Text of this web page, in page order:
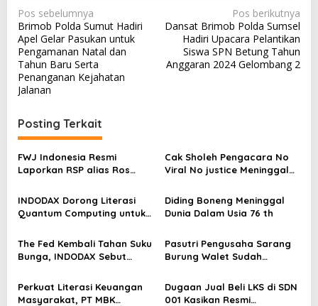
N
a
v
i
g
s
i
p
o
s
Pos sebelumnya
Brimob Polda Sumut Hadiri
Apel Gelar Pasukan untuk
Pengamanan Natal dan
Tahun Baru Serta
Penanganan Kejahatan
Jalanan
Pos berikutnya
Dansat Brimob Polda Sumsel
Hadiri Upacara Pelantikan
Siswa SPN Betung Tahun
Anggaran 2024 Gelombang 2
Posting Terkait
FWJ Indonesia Resmi
Laporkan RSP alias Ros
Cak Sholeh Pengacara No
Viral No justice Meninggal
INDODAX Dorong Literasi
Quantum Computing untuk
Blockchain
Diding Boneng Meninggal
Dunia Dalam Usia 76 th
The Fed Kembali Tahan Suku
Bunga, INDODAX Sebut
Sentimen Pasar
Pasutri Pengusaha Sarang
Burung Walet Sudah
Pelapor Desak Polda Jambi
Segera Lakukan Penahanan
Perkuat Literasi Keuangan
Masyarakat, PT MBK
Dugaan Jual Beli LKS di SDN
001 Kasikan Resmi